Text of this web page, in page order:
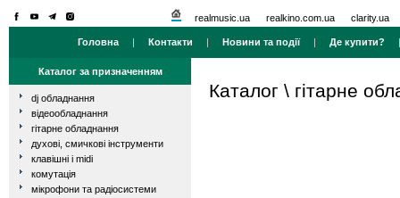
realmusic.ua realkino.com.ua clarity.ua
Головна | Контакти | Новини та події| Де купити?
Каталог за призначенням
dj обладнання
відеообладнання
гітарне обладнання
духові, смичкові інструменти
клавішні і midi
комутація
мікрофони та радіосистеми
Каталог \ гітарне